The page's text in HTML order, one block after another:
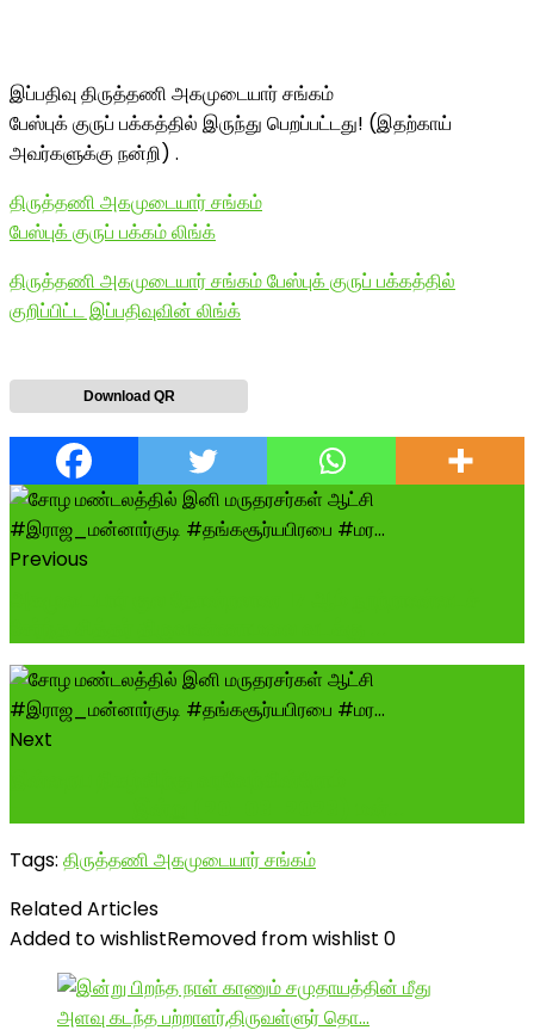
இப்பதிவு திருத்தணி அகமுடையார் சங்கம்
பேஸ்புக் குருப் பக்கத்தில் இருந்து பெறப்பட்டது! (இதற்காய்
அவர்களுக்கு நன்றி) .
திருத்தணி அகமுடையார் சங்கம்
பேஸ்புக் குருப் பக்கம் லிங்க்
திருத்தணி அகமுடையார் சங்கம் பேஸ்புக் குருப் பக்கத்தில்
குறிப்பிட்ட இப்பதிவுவின் லிங்க்
Download QR
Previous
Next
Tags: திருத்தணி அகமுடையார் சங்கம்
Related Articles
Added to wishlistRemoved from wishlist 0